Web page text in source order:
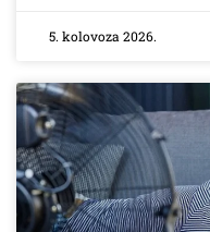
5. kolovoza 2026.